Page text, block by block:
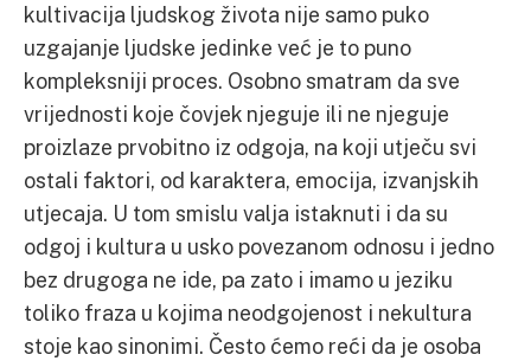
kultivacija ljudskog života nije samo puko
uzgajanje ljudske jedinke već je to puno
kompleksniji proces. Osobno smatram da sve
vrijednosti koje čovjek njeguje ili ne njeguje
proizlaze prvobitno iz odgoja, na koji utječu svi
ostali faktori, od karaktera, emocija, izvanjskih
utjecaja. U tom smislu valja istaknuti i da su
odgoj i kultura u usko povezanom odnosu i jedno
bez drugoga ne ide, pa zato i imamo u jeziku
toliko fraza u kojima neodgojenost i nekultura
stoje kao sinonimi. Često ćemo reći da je osoba